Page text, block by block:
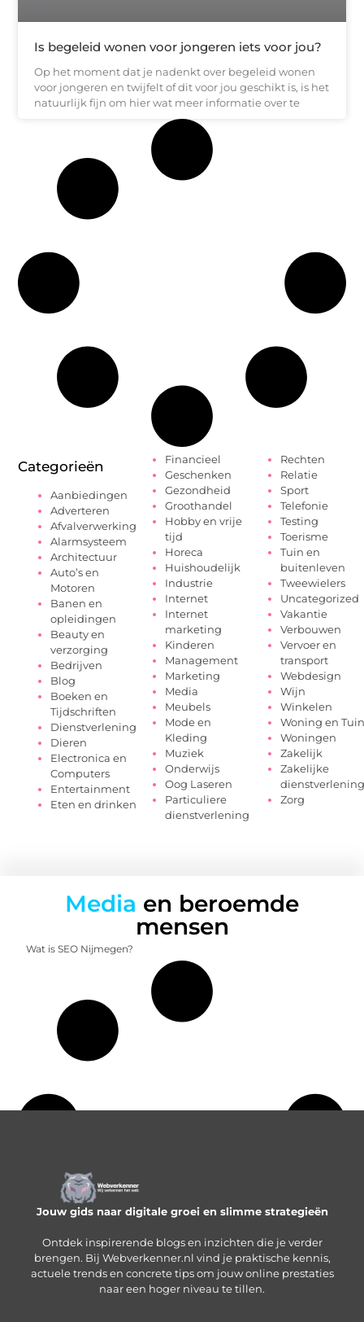
Is begeleid wonen voor jongeren iets voor jou?
Op het moment dat je nadenkt over begeleid wonen
voor jongeren en twijfelt of dit voor jou geschikt is, is het
natuurlijk fijn om hier wat meer informatie over te
Categorieën
Aanbiedingen
Adverteren
Afvalverwerking
Alarmsysteem
Architectuur
Auto’s en
Motoren
Banen en
opleidingen
Beauty en
verzorging
Bedrijven
Blog
Boeken en
Tijdschriften
Dienstverlening
Dieren
Electronica en
Computers
Entertainment
Eten en drinken
Financieel
Geschenken
Gezondheid
Groothandel
Hobby en vrije
tijd
Horeca
Huishoudelijk
Industrie
Internet
Internet
marketing
Kinderen
Management
Marketing
Media
Meubels
Mode en
Kleding
Muziek
Onderwijs
Oog Laseren
Particuliere
dienstverlening
Rechten
Relatie
Sport
Telefonie
Testing
Toerisme
Tuin en
buitenleven
Tweewielers
Uncategorized
Vakantie
Verbouwen
Vervoer en
transport
Webdesign
Wijn
Winkelen
Woning en Tuin
Woningen
Zakelijk
Zakelijke
dienstverlening
Zorg
Media en beroemde
mensen
Wat is SEO Nijmegen?
Jouw gids naar digitale groei en slimme strategieën
Ontdek inspirerende blogs en inzichten die je verder
brengen. Bij Webverkenner.nl vind je praktische kennis,
actuele trends en concrete tips om jouw online prestaties
naar een hoger niveau te tillen.